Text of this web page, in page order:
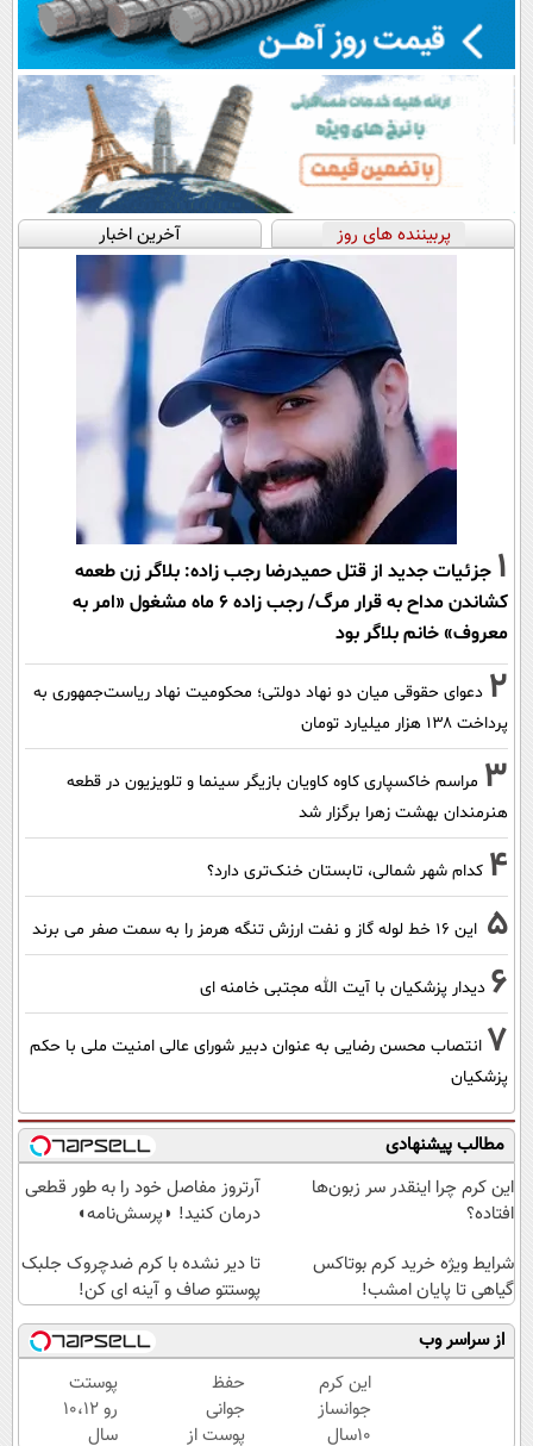
پربیننده های روز آخرین اخبار
1 جزئیات جدید از قتل حمیدرضا رجب زاده: بلاگر زن طعمه
کشاندن مداح به قرار مرگ/ رجب زاده 6 ماه مشغول «امر به
معروف» خانم بلاگر بود
2 دعوای حقوقی میان دو نهاد دولتی؛ محکومیت نهاد ریاست‌جمهوری به
پرداخت ۱۳۸ هزار میلیارد تومان
3 مراسم خاکسپاری کاوه کاویان بازیگر سینما و تلویزیون در قطعه
هنرمندان بهشت زهرا برگزار شد
4 کدام شهر شمالی، تابستان خنک‌تری دارد؟
5 این 16 خط لوله گاز و نفت ارزش تنگه هرمز را به سمت صفر می برند
6 دیدار پزشکیان با آیت الله مجتبی خامنه ای
7 انتصاب محسن رضایی به عنوان دبیر شورای عالی امنیت ملی با حکم
پزشکیان
مطالب پیشنهادی
این کرم چرا اینقدر سر زبون‌ها
افتاده؟
آرتروز مفاصل خود را به طور قطعی
درمان کنید! ◗پرسش‌نامه◖
شرایط ویژه خرید کرم بوتاکس
گیاهی تا پایان امشب!
تا دیر نشده با کرم ضدچروک جلبک
پوستتو صاف و آینه ای کن!
از سراسر وب
این کرم
جوانساز
10سال
حفظ
جوانی
پوست از
پوستت
رو 10،12
سال